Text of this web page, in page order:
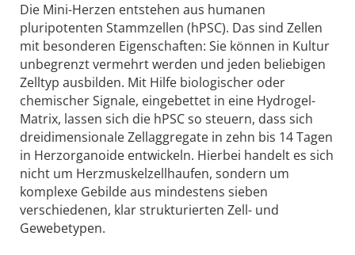
Die Mini-Herzen entstehen aus humanen
pluripotenten Stammzellen (hPSC). Das sind Zellen
mit besonderen Eigenschaften: Sie können in Kultur
unbegrenzt vermehrt werden und jeden beliebigen
Zelltyp ausbilden. Mit Hilfe biologischer oder
chemischer Signale, eingebettet in eine Hydrogel-
Matrix, lassen sich die hPSC so steuern, dass sich
dreidimensionale Zellaggregate in zehn bis 14 Tagen
in Herzorganoide entwickeln. Hierbei handelt es sich
nicht um Herzmuskelzellhaufen, sondern um
komplexe Gebilde aus mindestens sieben
verschiedenen, klar strukturierten Zell- und
Gewebetypen.